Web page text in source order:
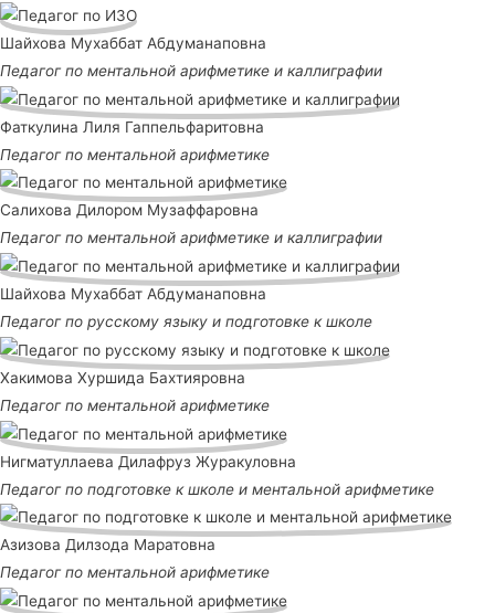
Шайхова Мухаббат Абдуманаповна
Педагог по ментальной арифметике и каллиграфии
Фаткулина Лиля Гаппельфаритовна
Педагог по ментальной арифметике
Салихова Дилором Музаффаровна
Педагог по ментальной арифметике и каллиграфии
Шайхова Мухаббат Абдуманаповна
Педагог по русскому языку и подготовке к школе
Хакимова Хуршида Бахтияровна
Педагог по ментальной арифметике
Нигматуллаева Дилафруз Журакуловна
Педагог по подготовке к школе и ментальной арифметике
Азизова Дилзода Маратовна
Педагог по ментальной арифметике